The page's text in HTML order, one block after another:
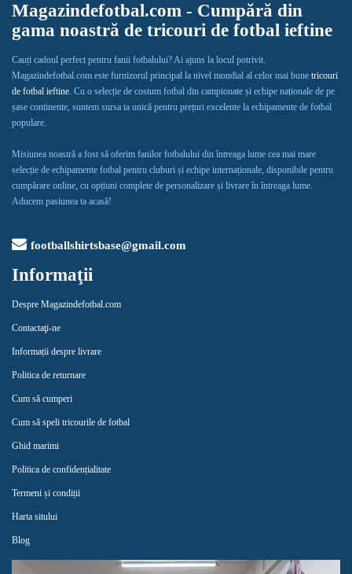
Magazindefotbal.com - Cumpără din
gama noastră de tricouri de fotbal ieftine
Cauți cadoul perfect pentru fanii fotbalului? Ai ajuns la locul potrivit.
Magazindefotbal.com este furnizorul principal la nivel mondial al celor mai bune tricouri
de fotbal ieftine. Cu o selecție de costum fotbal din campionate și echipe naționale de pe
șase continente, suntem sursa ta unică pentru prețuri excelente la echipamente de fotbal
populare.
Misiunea noastră a fost să oferim fanilor fotbalului din întreaga lume cea mai mare
selecție de echipamente fotbal pentru cluburi și echipe internaționale, disponibile pentru
cumpărare online, cu opțiuni complete de personalizare și livrare în întreaga lume.
Aducem pasiunea ta acasă!
footballshirtsbase@gmail.com
Informaţii
Despre Magazindefotbal.com
Contactaţi-ne
Informații despre livrare
Politica de returnare
Cum să cumperi
Cum să speli tricourile de fotbal
Ghid marimi
Politica de confidențialitate
Termeni și condiții
Harta sitului
Blog